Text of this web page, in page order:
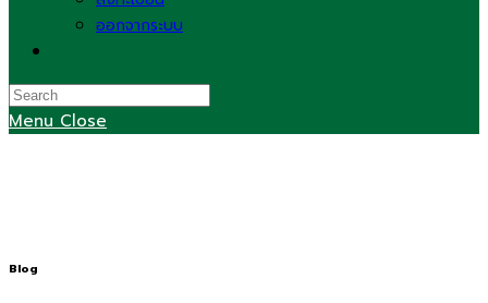
ออกจากระบบ
search
Menu Close
Blog